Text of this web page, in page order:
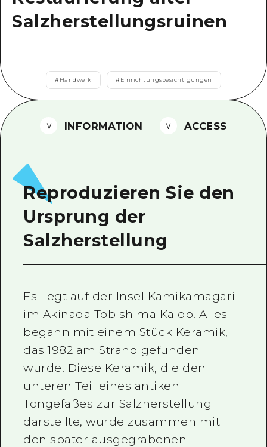
Ein freiwilliger Führer
Foto-Download
Transportinformationen bei
Salzherstellungsruinen
# Handwerk # Einrichtungsbesichtigungen
INFORMATION ACCESS
Reproduzieren Sie den
Ursprung der
Salzherstellung
Es liegt auf der Insel Kamikamagari
im Akinada Tobishima Kaido. Alles
begann mit einem Stück Keramik,
das 1982 am Strand gefunden
wurde. Diese Keramik, die den
unteren Teil eines antiken
Tongefäßes zur Salzherstellung
darstellte, wurde zusammen mit
den später ausgegrabenen